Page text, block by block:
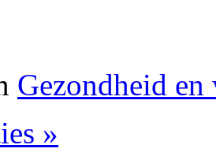
Gezondheid
»